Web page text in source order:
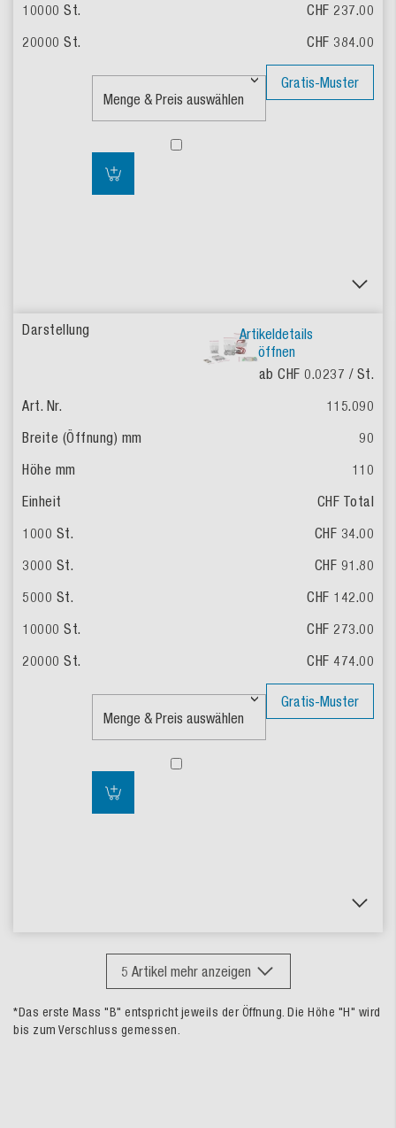
CHF 237.00
CHF 384.00
Gratis-Muster
Artikeldetails
öffnen
ab CHF 0.0237 / St.
115.090
90
110
CHF Total
CHF 34.00
CHF 91.80
CHF 142.00
CHF 273.00
CHF 474.00
Gratis-Muster
5 Artikel mehr anzeigen
*Das erste Mass "B" entspricht jeweils der Öffnung. Die Höhe "H" wird
bis zum Verschluss gemessen.